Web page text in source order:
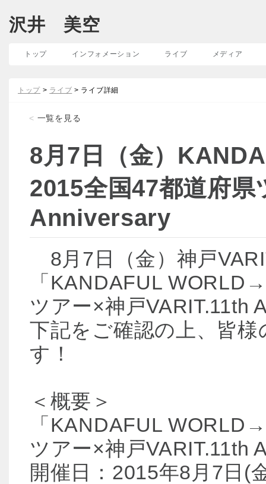
沢井 美空
トップ インフォメーション ライブ メディア
トップ > ライブ > ライブ詳細
< 一覧を見る
8月7日（金）
2015全国47都道府
Anniversary
8月7日（金）神戸
「KANDAFUL
ツアー×神戸VARIT.11th
下記をご確認の上、皆
す！
＜概要＞
「KANDAFUL
ツアー×神戸VARIT.11th
開催日：2015年8月7日(